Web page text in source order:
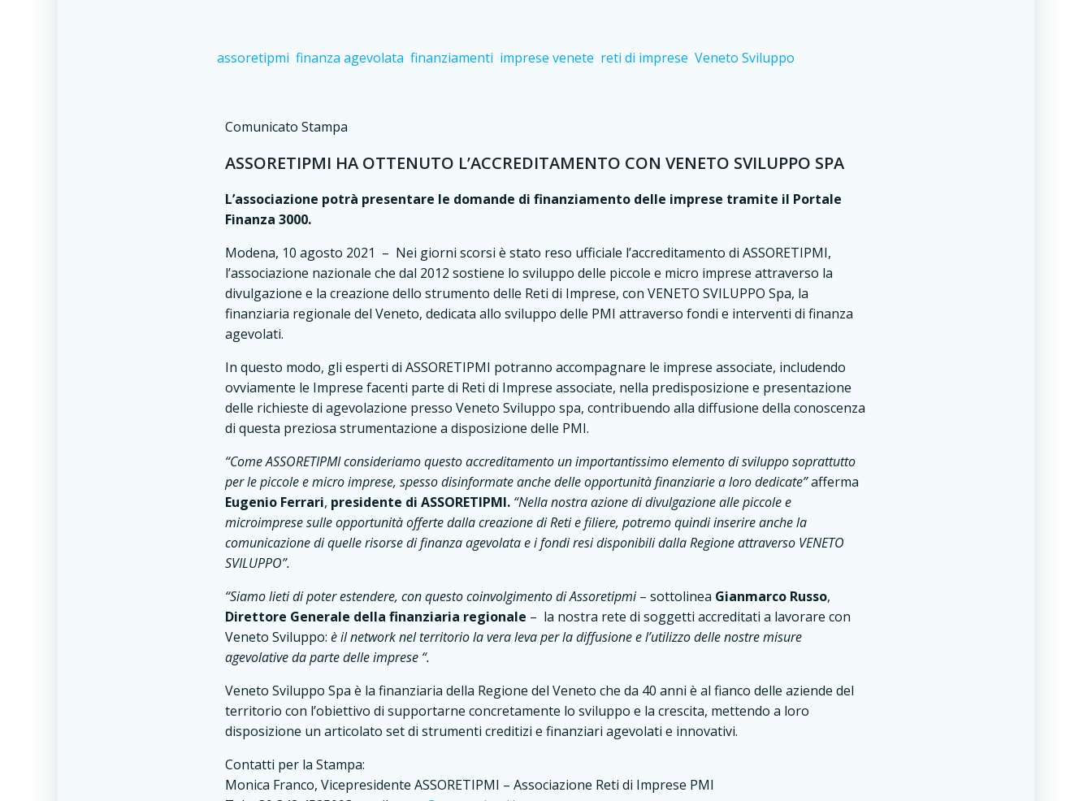
assoretipmi finanza agevolata finanziamenti imprese venete reti di imprese Veneto Sviluppo
Comunicato Stampa
ASSORETIPMI HA OTTENUTO L’ACCREDITAMENTO CON VENETO SVILUPPO SPA
L’associazione potrà presentare le domande di finanziamento delle imprese tramite il Portale
Finanza 3000.
Modena, 10 agosto 2021 – Nei giorni scorsi è stato reso ufficiale l’accreditamento di ASSORETIPMI,
l’associazione nazionale che dal 2012 sostiene lo sviluppo delle piccole e micro imprese attraverso la
divulgazione e la creazione dello strumento delle Reti di Imprese, con VENETO SVILUPPO Spa, la
finanziaria regionale del Veneto, dedicata allo sviluppo delle PMI attraverso fondi e interventi di finanza
agevolati.
In questo modo, gli esperti di ASSORETIPMI potranno accompagnare le imprese associate, includendo
ovviamente le Imprese facenti parte di Reti di Imprese associate, nella predisposizione e presentazione
delle richieste di agevolazione presso Veneto Sviluppo spa, contribuendo alla diffusione della conoscenza
di questa preziosa strumentazione a disposizione delle PMI.
“Come ASSORETIPMI consideriamo questo accreditamento un importantissimo elemento di sviluppo soprattutto
per le piccole e micro imprese, spesso disinformate anche delle opportunità finanziarie a loro dedicate”afferma
Eugenio Ferrari, presidente di ASSORETIPMI. “Nella nostra azione di divulgazione alle piccole e
microimprese sulle opportunità offerte dalla creazione di Reti e filiere, potremo quindi inserire anche la
comunicazione di quelle risorse di finanza agevolata e i fondi resi disponibili dalla Regione attraverso VENETO
SVILUPPO”.
“Siamo lieti di poter estendere, con questo coinvolgimento di Assoretipmi– sottolinea Gianmarco Russo,
Direttore Generale della finanziaria regionale – la nostra rete di soggetti accreditati a lavorare con
Veneto Sviluppo:è il network nel territorio la vera leva per la diffusione e l’utilizzo delle nostre misure
agevolative da parte delle imprese “.
Veneto Sviluppo Spa è la finanziaria della Regione del Veneto che da 40 anni è al fianco delle aziende del
territorio con l’obiettivo di supportarne concretamente lo sviluppo e la crescita, mettendo a loro
disposizione un articolato set di strumenti creditizi e finanziari agevolati e innovativi.
Contatti per la Stampa:
Monica Franco, Vicepresidente ASSORETIPMI – Associazione Reti di Imprese PMI